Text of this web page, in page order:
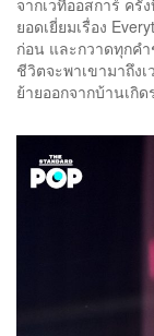
ยอดเยี่ยมเรื่อง
ก่อน และกวาดทุกค
ชีวิตจะพาเขามาถึง
ย้ายออกจากบ้านเกิ